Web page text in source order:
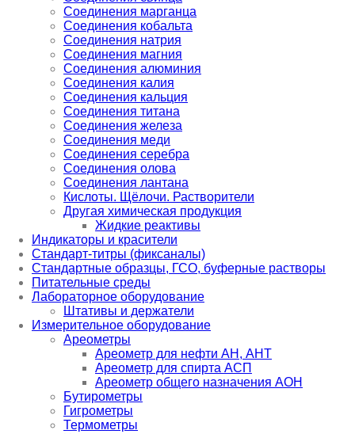
Соединения марганца
Соединения кобальта
Соединения натрия
Соединения магния
Соединения алюминия
Соединения калия
Соединения кальция
Соединения титана
Соединения железа
Соединения меди
Соединения серебра
Соединения олова
Соединения лантана
Кислоты. Щёлочи. Растворители
Другая химическая продукция
Жидкие реактивы
Индикаторы и красители
Стандарт-титры (фиксаналы)
Стандартные образцы, ГСО, буферные растворы
Питательные среды
Лабораторное оборудование
Штативы и держатели
Измерительное оборудование
Ареометры
Ареометр для нефти АН, АНТ
Ареометр для спирта АСП
Ареометр общего назначения АОН
Бутирометры
Гигрометры
Термометры